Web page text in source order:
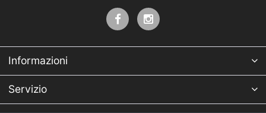
Informazioni
Servizio